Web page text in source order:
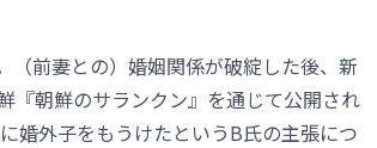
前妻との）婚姻関係が破綻した後、新
『朝鮮のサランクン』を通じて公開され
婚外子をもうけたというB氏の主張につ